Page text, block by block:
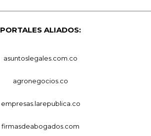
PORTALES ALIADOS:
asuntoslegales.com.co
agronegocios.co
empresas.larepublica.co
firmasdeabogados.com